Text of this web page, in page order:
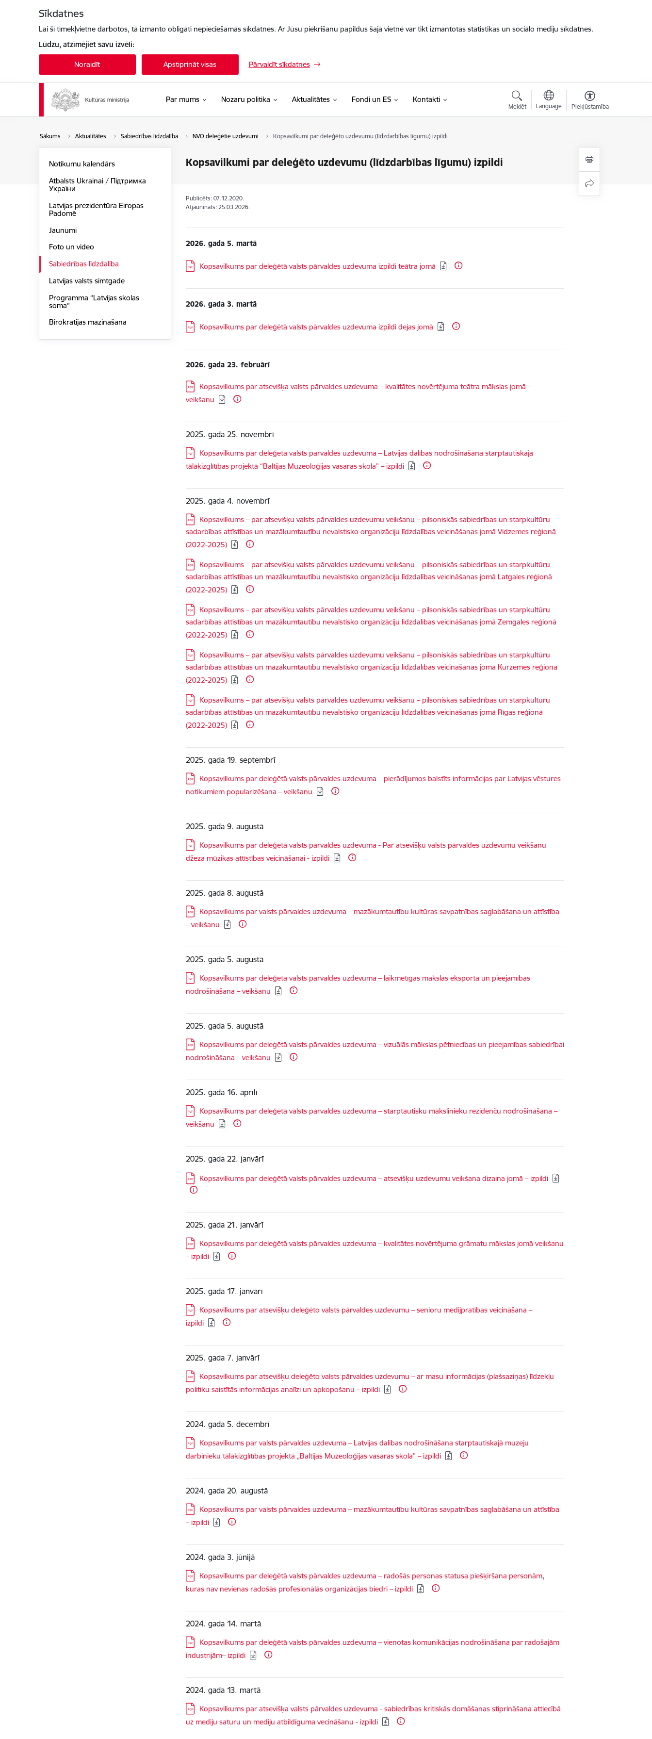
Sīkdatnes
Lai šī tīmekļvietne darbotos, tā izmanto obligāti nepieciešamās sīkdatnes. Ar Jūsu piekrišanu papildus šajā vietnē var tikt izmantotas statistikas un sociālo mediju sīkdatnes.
Lūdzu, atzīmējiet savu izvēli:
Noraidīt Apstiprināt visas Pārvaldīt sīkdatnes
Par mums Nozaru politika Aktualitātes Fondi un ES Kontakti
Meklēt Language Piekļūstamība
Sākums Aktualitātes Sabiedrības līdzdalība NVO deleģētie uzdevumi Kopsavilkumi par deleģēto uzdevumu (līdzdarbības līgumu) izpildi
Kopsavilkumi par deleģēto uzdevumu (līdzdarbības līgumu) izpildi
Notikumu kalendārs
Atbalsts Ukrainai / Підтримка
України
Latvijas prezidentūra Eiropas
Padomē
Jaunumi
Foto un video
Sabiedrības līdzdalība
Latvijas valsts simtgade
Programma “Latvijas skolas
soma”
Birokrātijas mazināšana
Publicēts: 07.12.2020.
Atjaunināts: 25.03.2026.
2026. gada 5. martā
Lejupielādēt:
Kopsavilkums par deleģētā valsts pārvaldes uzdevuma izpildi teātra jomā
2026. gada 3. martā
Lejupielādēt:
Kopsavilkums par deleģētā valsts pārvaldes uzdevuma izpildi dejas jomā
2026. gada 23. februārī
Lejupielādēt:
Kopsavilkums par atsevišķa valsts pārvaldes uzdevuma – kvalitātes novērtējuma teātra mākslas jomā –
veikšanu
2025. gada 25. novembrī
Lejupielādēt:
Kopsavilkums par deleģētā valsts pārvaldes uzdevuma – Latvijas dalības nodrošināšana starptautiskajā
tālākizglītības projektā “Baltijas Muzeoloģijas vasaras skola” – izpildi
2025. gada 4. novembrī
Lejupielādēt:
Kopsavilkums – par atsevišķu valsts pārvaldes uzdevumu veikšanu – pilsoniskās sabiedrības un starpkultūru
sadarbības attīstības un mazākumtautību nevalstisko organizāciju līdzdalības veicināšanas jomā Vidzemes reģionā
(2022-2025)
Lejupielādēt:
Kopsavilkums – par atsevišķu valsts pārvaldes uzdevumu veikšanu – pilsoniskās sabiedrības un starpkultūru
sadarbības attīstības un mazākumtautību nevalstisko organizāciju līdzdalības veicināšanas jomā Latgales reģionā
(2022-2025)
Lejupielādēt:
Kopsavilkums – par atsevišķu valsts pārvaldes uzdevumu veikšanu – pilsoniskās sabiedrības un starpkultūru
sadarbības attīstības un mazākumtautību nevalstisko organizāciju līdzdalības veicināšanas jomā Zemgales reģionā
(2022-2025)
Lejupielādēt:
Kopsavilkums – par atsevišķu valsts pārvaldes uzdevumu veikšanu – pilsoniskās sabiedrības un starpkultūru
sadarbības attīstības un mazākumtautību nevalstisko organizāciju līdzdalības veicināšanas jomā Kurzemes reģionā
(2022-2025)
Lejupielādēt:
Kopsavilkums – par atsevišķu valsts pārvaldes uzdevumu veikšanu – pilsoniskās sabiedrības un starpkultūru
sadarbības attīstības un mazākumtautību nevalstisko organizāciju līdzdalības veicināšanas jomā Rīgas reģionā
(2022-2025)
2025. gada 19. septembrī
Lejupielādēt:
Kopsavilkums par deleģētā valsts pārvaldes uzdevuma – pierādījumos balstīts informācijas par Latvijas vēstures
notikumiem popularizēšana – veikšanu
2025. gada 9. augustā
Lejupielādēt:
Kopsavilkums par deleģētā valsts pārvaldes uzdevuma - Par atsevišķu valsts pārvaldes uzdevumu veikšanu
džeza mūzikas attīstības veicināšanai - izpildi
2025. gada 8. augustā
Lejupielādēt:
Kopsavilkums par valsts pārvaldes uzdevuma – mazākumtautību kultūras savpatnības saglabāšana un attīstība
– veikšanu
2025. gada 5. augustā
Lejupielādēt:
Kopsavilkums par deleģētā valsts pārvaldes uzdevuma – laikmetīgās mākslas eksporta un pieejamības
nodrošināšana – veikšanu
2025. gada 5. augustā
Lejupielādēt:
Kopsavilkums par deleģētā valsts pārvaldes uzdevuma – vizuālās mākslas pētniecības un pieejamības sabiedrībai
nodrošināšana – veikšanu
2025. gada 16. aprīlī
Lejupielādēt:
Kopsavilkums par deleģētā valsts pārvaldes uzdevuma – starptautisku mākslinieku rezidenču nodrošināšana –
veikšanu
2025. gada 22. janvārī
Lejupielādēt:
Kopsavilkums par deleģētā valsts pārvaldes uzdevuma – atsevišķu uzdevumu veikšana dizaina jomā – izpildi
2025. gada 21. janvārī
Lejupielādēt:
Kopsavilkums par deleģētā valsts pārvaldes uzdevuma – kvalitātes novērtējuma grāmatu mākslas jomā veikšanu
– izpildi
2025. gada 17. janvārī
Lejupielādēt:
Kopsavilkums par atsevišķu deleģēto valsts pārvaldes uzdevumu – senioru medijpratības veicināšana –
izpildi
2025. gada 7. janvārī
Lejupielādēt:
Kopsavilkums par atsevišķu deleģēto valsts pārvaldes uzdevumu – ar masu informācijas (plašsaziņas) līdzekļu
politiku saistītās informācijas analīzi un apkopošanu – izpildi
2024. gada 5. decembrī
Lejupielādēt:
Kopsavilkums par valsts pārvaldes uzdevuma – Latvijas dalības nodrošināšana starptautiskajā muzeju
darbinieku tālākizglītības projektā „Baltijas Muzeoloģijas vasaras skola” – izpildi
2024. gada 20. augustā
Lejupielādēt:
Kopsavilkums par valsts pārvaldes uzdevuma – mazākumtautību kultūras savpatnības saglabāšana un attīstība
– izpildi
2024. gada 3. jūnijā
Lejupielādēt:
Kopsavilkums par deleģētā valsts pārvaldes uzdevuma – radošās personas statusa piešķiršana personām,
kuras nav nevienas radošās profesionālās organizācijas biedri – izpildi
2024. gada 14. martā
Lejupielādēt:
Kopsavilkums par deleģētā valsts pārvaldes uzdevuma – vienotas komunikācijas nodrošināšana par radošajām
industrijām– izpildi
2024. gada 13. martā
Lejupielādēt:
Kopsavilkums par atsevišķa valsts pārvaldes uzdevuma - sabiedrības kritiskās domāšanas stiprināšana attiecībā
uz mediju saturu un mediju atbildīguma vecināšanu - izpildi